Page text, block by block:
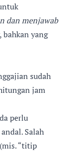
dan menjawab
, bahkan yang
sudah
jam
perlu
Salah
“titip